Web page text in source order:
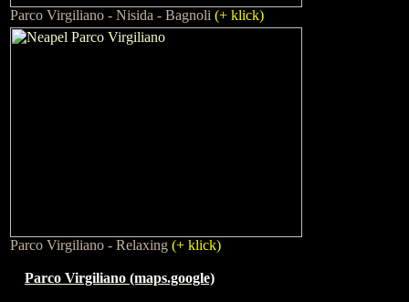
Parco Virgiliano - Nisida - Bagnoli (+ klick)
Parco Virgiliano - Relaxing (+ klick)
Parco Virgiliano (maps.google)